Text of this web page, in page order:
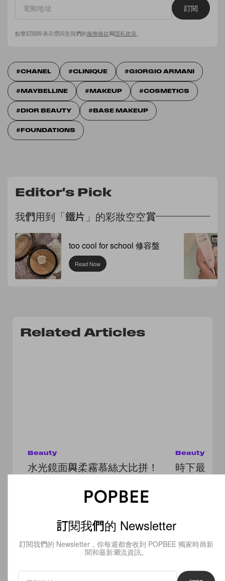
訂閱
點擊訂閱即表示您同意我們的服務條款與隱私政策
CHANEL CLINIQUE GIORGIO ARMANI
MAYBELLINE MAKEUP COSMETICS
DIOR BEAUTY BASE MAKEUP
FOUNDATIONS
Editor's Pick
我們用到「鐵片」的彩妝空空賞
too cool for school 修容盤
Read Now
Related Articles
Beauty
水光鏡面與柔霧慕絲大比拼！
你的命定唇色是哪款？
Beauty
時下最流
訂閱我們的 Newsletter
訂閱我們的 Newsletter，你每週都會收到 POPBEE 獨家時尚新
聞和最新潮流資訊。